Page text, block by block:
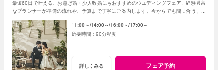
最短60日で叶える、お急ぎ婚・少人数婚にもおすすめのウエディングフェア。経験豊富
なプランナーが準備の流れや、予算まで丁寧にご案内します。今からでも間に合う、安
11:00～ 14:00～ 16:00～ 17:00～
90分程度
詳しくみる フェア予約